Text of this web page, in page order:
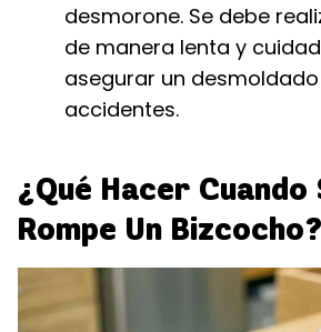
desmorone. Se debe
de manera lenta y
asegurar un
accidentes.
¿Qué Hacer Cuando
Rompe Un Bizcocho?